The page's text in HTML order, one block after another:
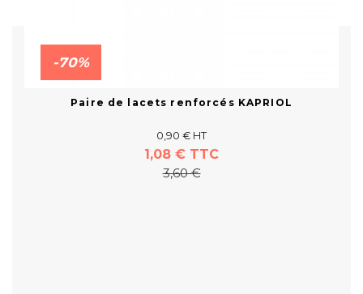
-70%
Paire de lacets renforcés KAPRIOL
0,90 € HT
1,08 € TTC
3,60 €